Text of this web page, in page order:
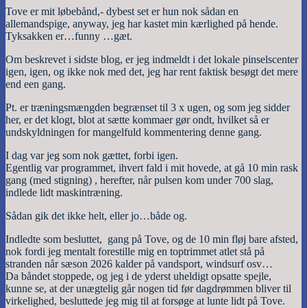
Tove er mit løbebånd,- dybest set er hun nok sådan en
allemandspige, anyway, jeg har kastet min kærlighed på hende.
Tyksakken er…funny …gæt.
Om beskrevet i sidste blog, er jeg indmeldt i det lokale pinselscenter
igen, igen, og ikke nok med det, jeg har rent faktisk besøgt det mere
end een gang.
Pt. er træningsmængden begrænset til 3 x ugen, og som jeg sidder
her, er det klogt, blot at sætte kommaer gør ondt, hvilket så er
undskyldningen for mangelfuld kommentering denne gang.
I dag var jeg som nok gættet, forbi igen.
Egentlig var programmet, ihvert fald i mit hovede, at gå 10 min rask
gang (med stigning) , herefter, når pulsen kom under 700 slag,
indlede lidt maskintræning.
Sådan gik det ikke helt, eller jo…både og.
Indledte som besluttet, gang på Tove, og de 10 min fløj bare afsted,
nok fordi jeg mentalt forestille mig en toptrimmet atlet stå på
stranden når sæson 2026 kalder på vandsport, windsurf osv…
Da båndet stoppede, og jeg i de yderst uheldigt opsatte spejle,
kunne se, at der unægtelig går nogen tid før dagdrømmen bliver til
virkelighed, besluttede jeg mig til at forsøge at lunte lidt på Tove.